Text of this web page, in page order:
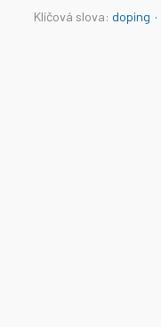
Klíčová slova: doping ·